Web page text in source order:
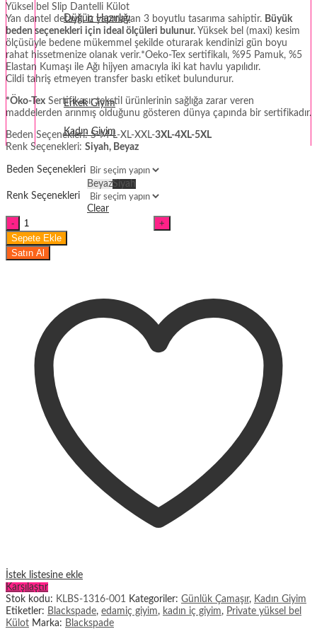
Düğün Hazırlığı
Fantezi
Termal Giyim
Erkek Giyim
Kadın Giyim
Yüksel bel Slip Dantelli Külot
Yan dantel detaylı, iz yapmayan 3 boyutlu tasarıma sahiptir. Büyük
beden seçenekleri için ideal ölçüleri bulunur. Yüksek bel (maxi) kesim
ölçüsüyle bedene mükemmel şekilde oturarak kendinizi gün boyu
rahat hissetmenize olanak verir.*Oeko-Tex sertifikalı, %95 Pamuk, %5
Elastan Kumaşı ile Ağı hijyen amacıyla iki kat havlu yapılıdır.
Cildi tahriş etmeyen transfer baskı etiket bulundurur.
*Öko-Tex Sertifikası; tekstil ürünlerinin sağlığa zarar veren
maddelerden arınmış olduğunu gösteren dünya çapında bir sertifikadır.
Beden Seçenekleri: S-M-L-XL-XXL-3XL-4XL-5XL
Renk Seçenekleri: Siyah, Beyaz
Beden Seçenekleri
Renk Seçenekleri
BeyazSiyah
Clear
Private
Slip
Dantelli
Külot
Sepete Ekle
Satın Al
İstek listesine ekle
Karşılaştır
Stok kodu: KLBS-1316-001 Kategoriler: Günlük Çamaşır, Kadın Giyim
Etiketler: Blackspade, edamiç giyim, kadın iç giyim, Private yüksel bel
Külot Marka: Blackspade